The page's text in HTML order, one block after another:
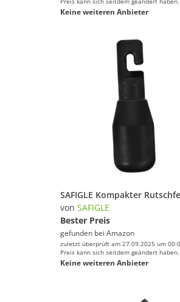
Keine weiteren Anbieter
von SAFIGLE
Bester Preis
gefunden bei Amazon
zuletzt überprüft am 27.09.2025 um
Preis kann sich seitdem geändert haben.
Keine weiteren Anbieter